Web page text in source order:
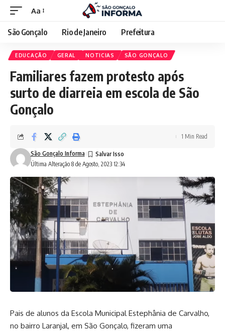
Aa
São Gonçalo Rio de Janeiro Prefeitura
EDUCAÇÃO GERAL NOTICIAS SÃO GONÇALO
Familiares fazem protesto após
surto de diarreia em escola de São
Gonçalo
Última Alteração 8 de Agosto, 2023 12:34
São Gonçalo Informa
1 Min Read
Pais de alunos da Escola Municipal Estephânia de Carvalho,
no bairro Laranjal, em São Gonçalo, fizeram uma